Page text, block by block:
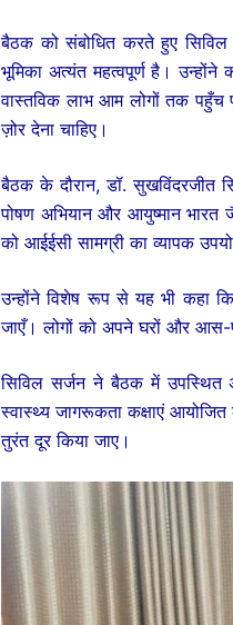
बैठक को संबोधित करते हुए सिविल
भूमिका अत्यंत महत्वपूर्ण है। उन्होंने
वास्तविक लाभ आम लोगों तक पहुँच
ज़ोर देना चाहिए।
बैठक के दौरान, डॉ. सुखविंदरजीत
पोषण अभियान और आयुष्मान भारत
को आईईसी सामग्री का व्यापक
उन्होंने विशेष रूप से यह भी कहा कि
जाएँ। लोगों को अपने घरों और आस-
सिविल सर्जन ने बैठक में उपस्थित
स्वास्थ्य जागरूकता कक्षाएं आयोजित
तुरंत दूर किया जाए।